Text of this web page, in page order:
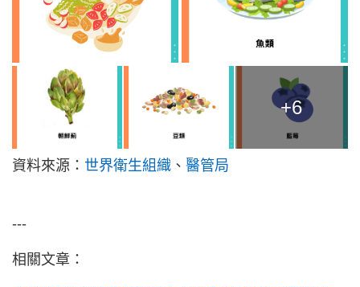
+6
資料來源： 世界衛生組織 、 醫管局
---
相關文章：